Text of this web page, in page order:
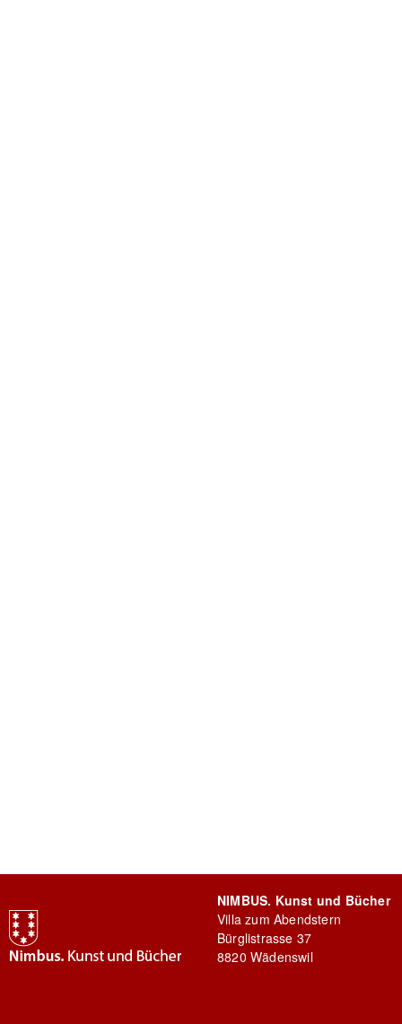
NIMBUS. Kunst und Bücher
Villa zum Abendstern
Bürglistrasse 37
8820 Wädenswil